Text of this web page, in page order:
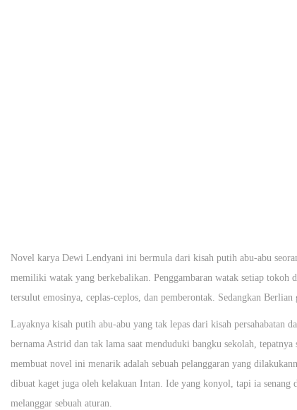
Novel karya Dewi Lendyani ini bermula dari kisah putih abu-abu
memiliki watak yang berkebalikan. Penggambaran watak setiap
tersulut emosinya, ceplas-ceplos, dan pemberontak. Sedangkan
Layaknya kisah putih abu-abu yang tak lepas dari kisah
bernama Astrid dan tak lama saat menduduki bangku sekolah,
membuat novel ini menarik adalah sebuah pelanggaran yang
dibuat kaget juga oleh kelakuan Intan. Ide yang konyol, tapi ia senang
melanggar sebuah aturan.